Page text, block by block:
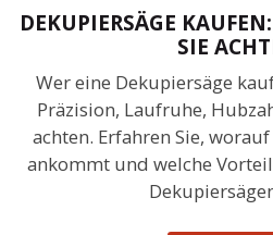
DEKUPIERSÄGE
SIE
Wer eine Dekupiersäge
Präzision, Laufruhe,
achten. Erfahren Sie,
ankommt und welche